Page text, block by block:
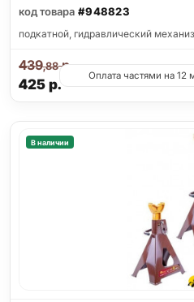
код товара #948823
подкатной, гидравлический
425р.
439,88р.
Оплата частями на 12
В наличии